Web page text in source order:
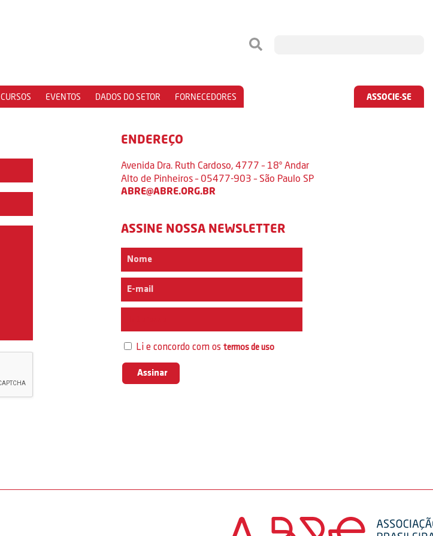
CURSOS EVENTOS DADOS DO SETOR FORNECEDORES ASSOCIE-SE
ENDEREÇO
Avenida Dra. Ruth Cardoso, 4777 – 18º Andar
Alto de Pinheiros – 05477-903 – São Paulo SP
ABRE@ABRE.ORG.BR
ASSINE NOSSA NEWSLETTER
Li e concordo com ostermos de uso